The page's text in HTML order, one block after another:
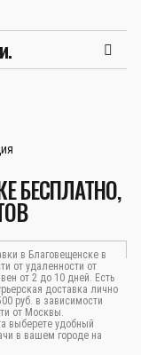
БЕСПЛАТНО,
в Благовещенске в
от удаленности от
от 2 до 10 дней. Есть
доставка лично
руб. в зависимости
от Москвы.
выберете удобный
в вашем городе на